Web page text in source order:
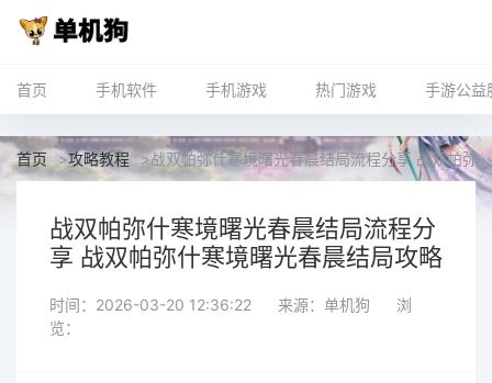
首页 手机软件 手机游戏 热门游戏 手游公益
首页 >攻略教程 >战双帕弥什寒境曙光春晨结局流程分享 战双帕弥
战双帕弥什寒境曙光春晨结局流程分
享 战双帕弥什寒境曙光春晨结局攻略
时间：2026-03-20 12:36:22 来源：单机狗
浏
览：